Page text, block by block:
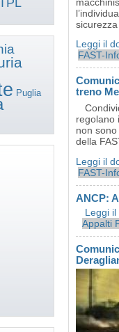
Puglia
Leggi il
FAST-
treno
regolano
non
della
Leggi il
FAST-
ANCP:
Leggi
Appalti